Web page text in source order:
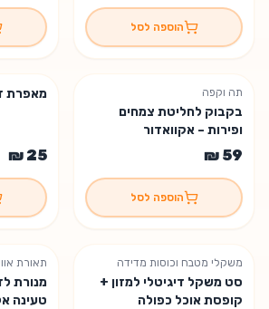
הוספה לסל
תה וקפה
בקבוק לחליטת צמחים
ופירות – אקוואדור
הוספה לסל
מאפרת
משקלי מטבח וכוסות מדידה
סט משקל דיגיטלי למזון +
קופסת אוכל כפולה
נשארה
תאורת
מנורת
טעינה